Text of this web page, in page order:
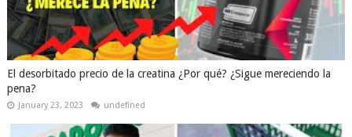
El desorbitado precio de la creatina ¿Por qué? ¿Sigue mereciendo la
pena?
January 23, 2023 undefined